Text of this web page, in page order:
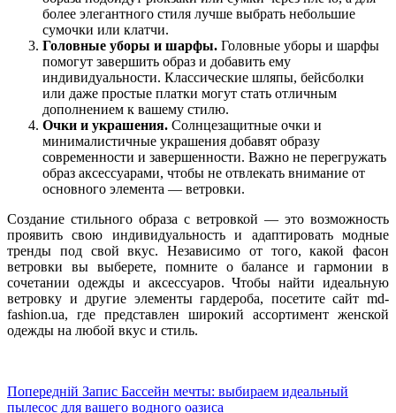
более элегантного стиля лучше выбрать небольшие
сумочки или клатчи.
Головные уборы и шарфы. Головные уборы и шарфы
помогут завершить образ и добавить ему
индивидуальности. Классические шляпы, бейсболки
или даже простые платки могут стать отличным
дополнением к вашему стилю.
Очки и украшения. Солнцезащитные очки и
минималистичные украшения добавят образу
современности и завершенности. Важно не перегружать
образ аксессуарами, чтобы не отвлекать внимание от
основного элемента — ветровки.
Создание стильного образа с ветровкой — это возможность
проявить свою индивидуальность и адаптировать модные
тренды под свой вкус. Независимо от того, какой фасон
ветровки вы выберете, помните о балансе и гармонии в
сочетании одежды и аксессуаров. Чтобы найти идеальную
ветровку и другие элементы гардероба, посетите сайт md-
fashion.ua, где представлен широкий ассортимент женской
одежды на любой вкус и стиль.
Попередній Запис Бассейн мечты: выбираем идеальный
пылесос для вашего водного оазиса